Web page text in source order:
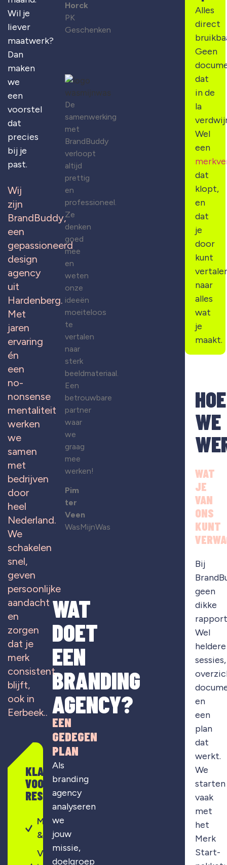
Wil je
liever
maatwerk?
Dan
maken
we
een
voorstel
dat
precies
bij je
past.
Wij
zijn
BrandBuddy,
een
gepassioneerd
design
agency
uit
Hardenberg.
Met
jaren
ervaring
én
een
no-
nonsense
mentaliteit
werken
we
samen
met
bedrijven
door
heel
Nederland.
We
schakelen
snel,
geven
persoonlijke
aandacht
en
zorgen
dat je
merk
consistent
blijft,
ook in
Eerbeek..
KLAAR
VOOR
RESULTAAT?
Merkontwikkeling
& strategie
Visuele
Horck
PK
Geschenken
De
samenwerking
met
BrandBuddy
verloopt
altijd
prettig
en
professioneel.
Ze
denken
goed
mee
en
weten
onze
ideeën
moeiteloos
te
vertalen
naar
sterk
beeldmateriaal.
Een
betrouwbare
partner
waar
we
graag
mee
werken!
Pim
ter
Veen
WasMijnWas
WAT
DOET
EEN
BRANDING
AGENCY?
EEN
GEDEGEN
PLAN
Als
branding
agency
analyseren
we
jouw
missie,
doelgroep
HOE
WE
WAT
JE
VAN
ONS
KUNT
Bij
geen
dikke
Wel
heldere
sessies,
en
een
plan
dat
werkt.
We
starten
vaak
met
het
Merk
Start-
Alles
direct
Geen
dat
in de
la
Wel
een
dat
klopt,
en
dat
je
door
kunt
naar
alles
wat
je
maakt.